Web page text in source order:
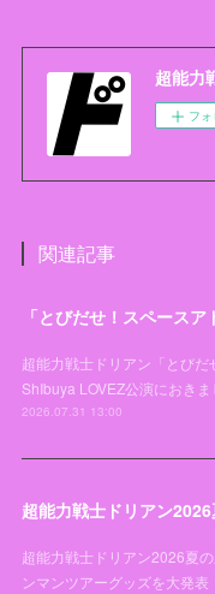
超能力
フ
関連記事
超能力戦士ドリアン「とびだ
ShIbuya LOVEZ公演におき
2026.07.31 13:00
超能力戦士ドリアン2026夏
ンマンツアーグッズを大発表